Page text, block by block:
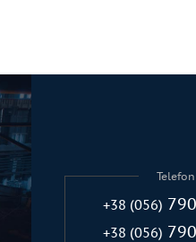
Telefon
+38 (056)
+38 (056)